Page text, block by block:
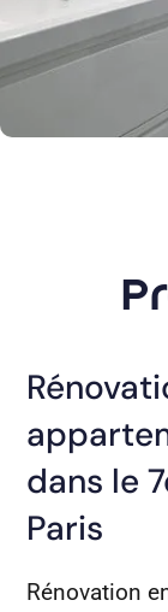
dans le
Paris
Rénovation